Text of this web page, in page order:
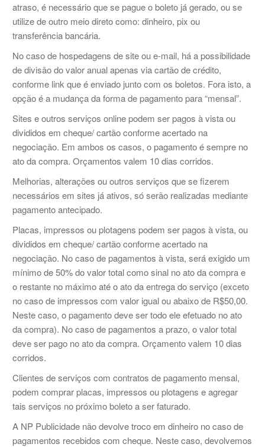
atraso, é necessário que se pague o boleto já gerado, ou se
utilize de outro meio direto como: dinheiro, pix ou
transferência bancária.
No caso de hospedagens de site ou e-mail, há a possibilidade
de divisão do valor anual apenas via cartão de crédito,
conforme link que é enviado junto com os boletos. Fora isto, a
opção é a mudança da forma de pagamento para “mensal”.
Sites e outros serviços online podem ser pagos à vista ou
divididos em cheque/ cartão conforme acertado na
negociação. Em ambos os casos, o pagamento é sempre no
ato da compra. Orçamentos valem 10 dias corridos.
Melhorias, alterações ou outros serviços que se fizerem
necessários em sites já ativos, só serão realizadas mediante
pagamento antecipado.
Placas, impressos ou plotagens podem ser pagos à vista, ou
divididos em cheque/ cartão conforme acertado na
negociação. No caso de pagamentos à vista, será exigido um
mínimo de 50% do valor total como sinal no ato da compra e
o restante no máximo até o ato da entrega do serviço (exceto
no caso de impressos com valor igual ou abaixo de R$50,00.
Neste caso, o pagamento deve ser todo ele efetuado no ato
da compra). No caso de pagamentos a prazo, o valor total
deve ser pago no ato da compra. Orçamento valem 10 dias
corridos.
Clientes de serviços com contratos de pagamento mensal,
podem comprar placas, impressos ou plotagens e agregar
tais serviços no próximo boleto a ser faturado.
A NP Publicidade não devolve troco em dinheiro no caso de
pagamentos recebidos com cheque. Neste caso, devolvemos